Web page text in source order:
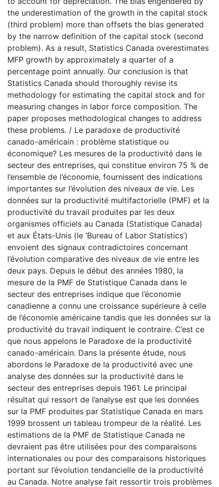
the underestimation of the growth in the capital stock
(third problem) more than offsets the bias generated
by the narrow definition of the capital stock (second
problem). As a result, Statistics Canada overestimates
MFP growth by approximately a quarter of a
percentage point annually. Our conclusion is that
Statistics Canada should thoroughly revise its
methodology for estimating the capital stock and for
measuring changes in labor force composition. The
paper proposes methodological changes to address
these problems. / Le paradoxe de productivité
canado-américain : problème statistique ou
économique? Les mesures de la productivité dans le
secteur des entreprises, qui constitue environ 75 % de
l’ensemble de l’économie, fournissent des indications
importantes sur l’évolution des niveaux de vie. Les
données sur la productivité multifactorielle (PMF) et la
productivité du travail produites par les deux
organismes officiels au Canada (Statistique Canada)
et aux États-Unis (le ‘Bureau of Labor Statistics’)
envoient des signaux contradictoires concernant
l’évolution comparative des niveaux de vie entre les
deux pays. Depuis le début des années 1980, la
mesure de la PMF de Statistique Canada dans le
secteur des entreprises indique que l’économie
canadienne a connu une croissance supérieure à celle
de l’économie américaine tandis que les données sur la
productivité du travail indiquent le contraire. C’est ce
que nous appelons le Paradoxe de la productivité
canado-américain. Dans la présente étude, nous
abordons le Paradoxe de la productivité avec une
analyse des données sur la productivité dans le
secteur des entreprises depuis 1961. Le principal
résultat qui ressort de l’analyse est que les données
sur la PMF produites par Statistique Canada en mars
1999 brossent un tableau trompeur de la réalité. Les
estimations de la PMF de Statistique Canada ne
devraient pas être utilisées pour des comparaisons
internationales ou pour des comparaisons historiques
portant sur l’évolution tendancielle de la productivité
au Canada. Notre analyse fait ressortir trois problèmes